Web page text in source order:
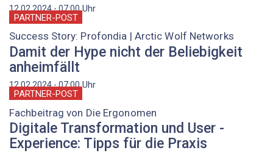
12.02.2024 - 07:00Uhr
PARTNER-POST
Success Story: Profondia | Arctic Wolf Networks
Damit der Hype nicht der Beliebigkeit
anheimfällt
12.02.2024 - 07:00Uhr
PARTNER-POST
Fachbeitrag von Die Ergonomen
Digitale Transformation und User ­
Experience: Tipps für die Praxis